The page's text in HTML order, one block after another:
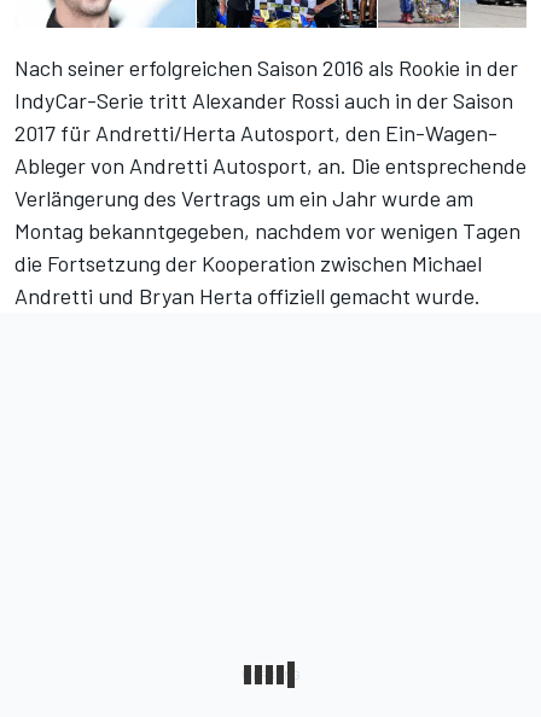
Nach seiner erfolgreichen Saison 2016 als Rookie in der
IndyCar-Serie tritt Alexander Rossi auch in der Saison
2017 für Andretti/Herta Autosport, den Ein-Wagen-
Ableger von Andretti Autosport, an. Die entsprechende
Verlängerung des Vertrags um ein Jahr wurde am
Montag bekanntgegeben, nachdem vor wenigen Tagen
die Fortsetzung der Kooperation zwischen Michael
Andretti und Bryan Herta offiziell gemacht wurde.